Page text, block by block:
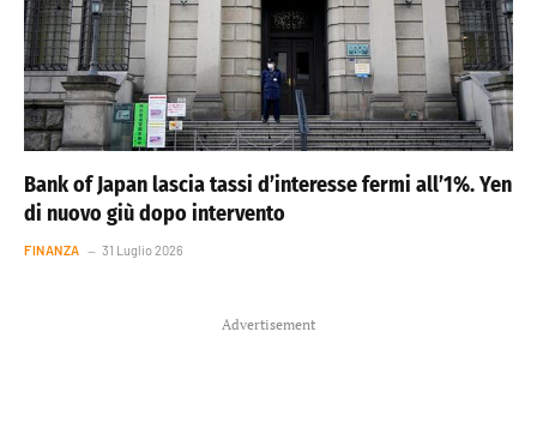
Bank of Japan lascia tassi d’interesse fermi all’1%. Yen
di nuovo giù dopo intervento
FINANZA 31 Luglio 2026
Advertisement